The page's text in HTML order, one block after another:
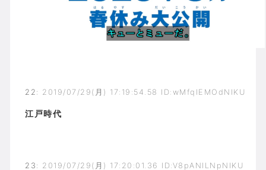
22 : 2019/07/29(月) 17:19:54.58 ID:wMfqIEMOdNIKU
江戸時代
23 : 2019/07/29(月) 17:20:01.36 ID:V8pANILNpNIKU